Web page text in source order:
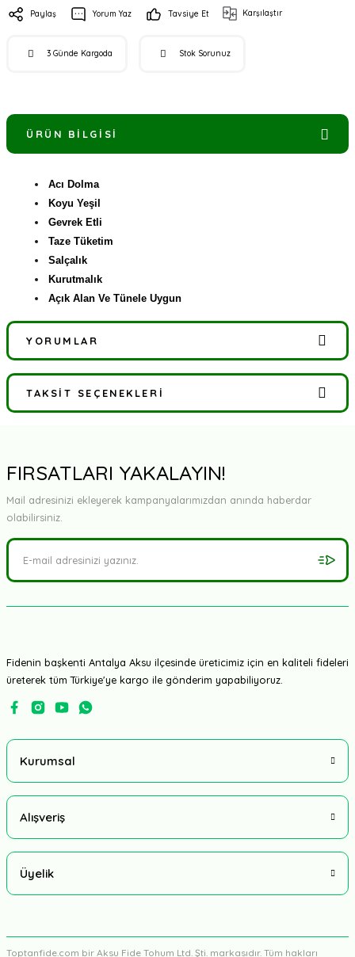
Paylaş Yorum Yaz Tavsiye Et Karşılaştır
3 Günde Kargoda Stok Sorunuz
ÜRÜN BILGISI
Acı Dolma
Koyu Yeşil
Gevrek Etli
Taze Tüketim
Salçalık
Kurutmalık
Açık Alan Ve Tünele Uygun
YORUMLAR
Bu ürüne ilk yorumu siz yapın!
TAKSIT SEÇENEKLERI
FIRSATLARI YAKALAYIN!
Mail adresinizi ekleyerek kampanyalarımızdan anında haberdar
olabilirsiniz.
Fidenin başkenti Antalya Aksu ilçesinde üreticimiz için en kaliteli fideleri
üreterek tüm Türkiye'ye kargo ile gönderim yapabiliyoruz.
Kurumsal
Alışveriş
Üyelik
Toptanfide.com bir Aksu Fide Tohum Ltd. Şti. markasıdır. Tüm hakları